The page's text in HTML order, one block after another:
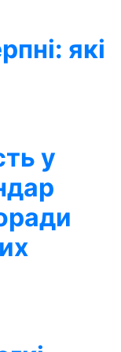
які
у